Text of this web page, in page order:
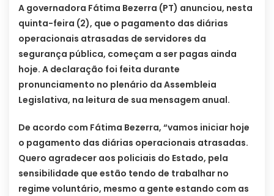
A governadora Fátima Bezerra (PT) anunciou, nesta
quinta-feira (2), que o pagamento das diárias
operacionais atrasadas de servidores da
segurança pública, começam a ser pagas ainda
hoje. A declaração foi feita durante
pronunciamento no plenário da Assembleia
Legislativa, na leitura de sua mensagem anual.
De acordo com Fátima Bezerra, “vamos iniciar hoje
o pagamento das diárias operacionais atrasadas.
Quero agradecer aos policiais do Estado, pela
sensibilidade que estão tendo de trabalhar no
regime voluntário, mesmo a gente estando com as